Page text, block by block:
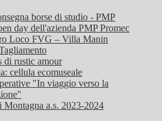
borse di studio - PMP
day dell'azienda PMP Promec
Loco FVG – Villa Manin
di rustic amour
cellula ecomuseale
"In viaggio verso la
Montagna a.s. 2023-2024